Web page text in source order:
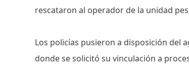
rescataron al operador de la unidad
Los policías pusieron a disposición del
donde se solicitó su vinculación a